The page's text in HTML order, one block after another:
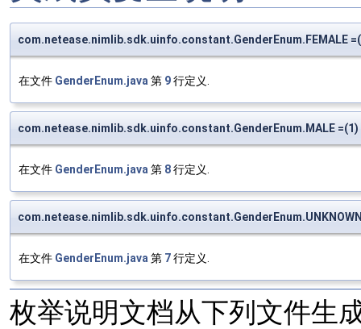
com.netease.nimlib.sdk.uinfo.constant.GenderEnum.FEMALE
在文件 GenderEnum.java 第 9行定义.
com.netease.nimlib.sdk.uinfo.constant.GenderEnum.MALE =(1)
在文件 GenderEnum.java 第 8行定义.
在文件 GenderEnum.java 第 7行定义.
枚举说明文档从下列文件生